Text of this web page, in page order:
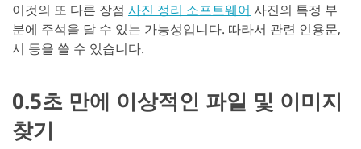
이것의 또 다른 장점 사진 정리 소프트웨어 사진의 특정 부
분에 주석을 달 수 있는 가능성입니다. 따라서 관련 인용문,
시 등을 쓸 수 있습니다.
0.5초 만에 이상적인 파일 및 이미지
찾기